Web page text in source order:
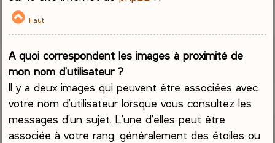
Haut
A quoi correspondent les images à proximité de
mon nom d’utilisateur ?
Il y a deux images qui peuvent être associées avec
votre nom d’utilisateur lorsque vous consultez les
messages d’un sujet. L’une d’elles peut être
associée à votre rang, généralement des étoiles ou